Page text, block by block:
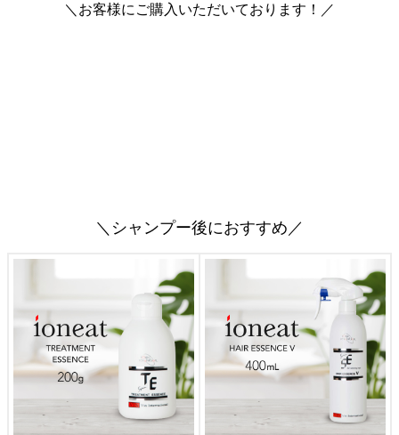
＼お客様にご購入いただいております！／
＼シャンプー後におすすめ／